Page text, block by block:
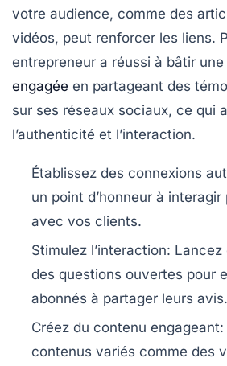
votre audience, comme des
vidéos, peut renforcer les liens.
entrepreneur a réussi à bâtir une
engagée en partageant des
sur ses réseaux sociaux, ce qui
l’authenticité et l’interaction.
Établissez des connexions
un point d’honneur à
avec vos clients.
Stimulez l’interaction: Lancez
des questions ouvertes pour
abonnés à partager leurs avis.
Créez du contenu engageant:
contenus variés comme des